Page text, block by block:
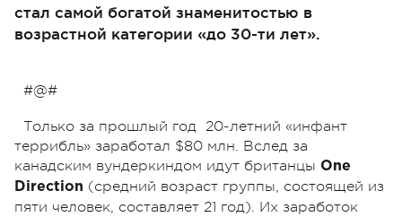
стал самой богатой знаменитостью в
возрастной категории «до 30-ти лет».
#@#
Только за прошлый год 20-летний «инфант
террибль» заработал $80 млн. Вслед за
канадским вундеркиндом идут британцы One
Direction (средний возраст группы, состоящей из
пяти человек, составляет 21 год). Их заработок